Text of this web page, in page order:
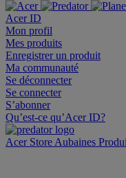
Acer ID
Mon profil
Mes produits
Enregistrer un produit
Ma communauté
Se déconnecter
Se connecter
S’abonner
Qu’est-ce qu’Acer ID?
Acer Store Aubaines